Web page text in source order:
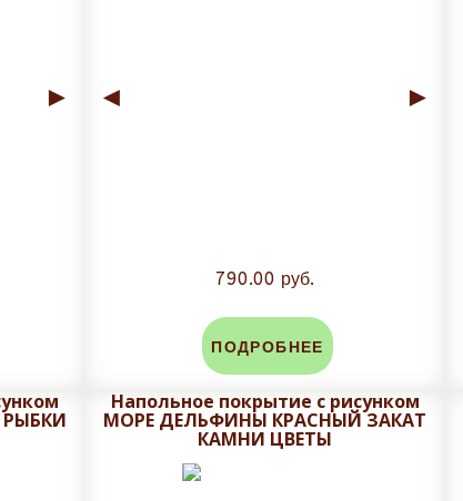
► ◄ ►
790.00 руб.
ПОДРОБНЕЕ
РЫБКИ
Напольное покрытие с рисунком
МОРЕ ДЕЛЬФИНЫ КРАСНЫЙ ЗАКАТ
КАМНИ ЦВЕТЫ